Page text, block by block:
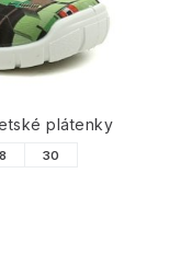
plátenky
30